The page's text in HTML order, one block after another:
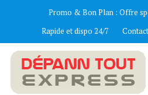
Promo & Bon Plan : Offre
Rapide et dispo 24/7